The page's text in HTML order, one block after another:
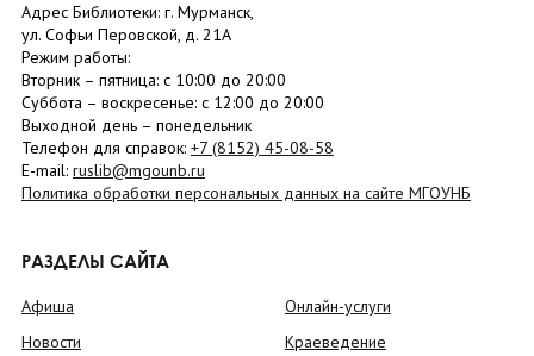
Адрес Библиотеки: г. Мурманск,
ул. Софьи Перовской, д. 21А
Режим работы:
Вторник – пятница: с 10:00 до 20:00
Суббота – воскресенье: c 12:00 до 20:00
Выходной день – понедельник
Телефон для справок: +7 (8152) 45-08-58
E-mail: ruslib@mgounb.ru
Политика обработки персональных данных на сайте МГОУНБ
РАЗДЕЛЫ САЙТА
Афиша
Новости
Онлайн-услуги
Краеведение